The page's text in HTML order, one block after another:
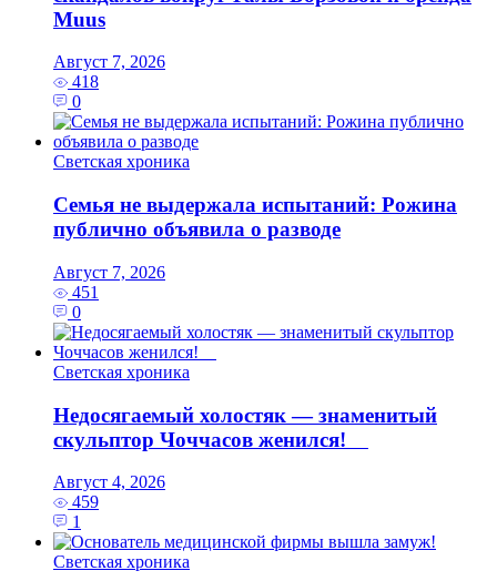
Muus
Август 7, 2026
418
0
Светская хроника
Семья не выдержала испытаний: Рожина
публично объявила о разводе
Август 7, 2026
451
0
Светская хроника
Недосягаемый холостяк — знаменитый
скульптор Чоччасов женился!
Август 4, 2026
459
1
Светская хроника